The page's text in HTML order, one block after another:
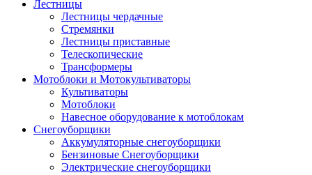
Лестницы
Лестницы чердачные
Стремянки
Лестницы приставные
Телескопические
Трансформеры
Мотоблоки и Мотокультиваторы
Культиваторы
Мотоблоки
Навесное оборудование к мотоблокам
Снегоуборщики
Аккумуляторные снегоуборщики
Бензиновые Снегоуборщики
Электрические снегоуборщики